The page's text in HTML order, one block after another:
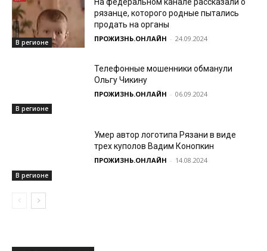
В регионе
рязанце, которого родные пытались
продать на органы
ПРОЖИЗНЬ.ОНЛАЙН - 24.09.2024
В регионе
Телефонные мошенники обманули
Ольгу Чикину
ПРОЖИЗНЬ.ОНЛАЙН - 06.09.2024
В регионе
Умер автор логотипа Рязани в виде
трех куполов Вадим Конопкин
ПРОЖИЗНЬ.ОНЛАЙН - 14.08.2024